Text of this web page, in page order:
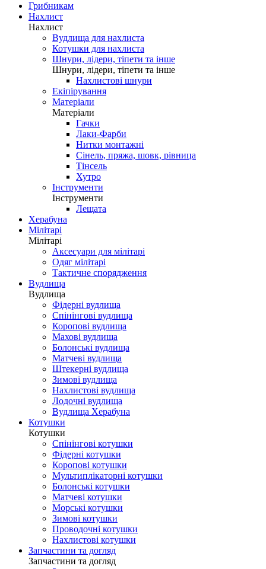
Грибникам
Нахлист
Нахлист
Вудлища для нахлиста
Котушки для нахлиста
Шнури, лідери, тіпети та інше
Шнури, лідери, тіпети та інше
Нахлистові шнури
Екіпірування
Матеріали
Матеріали
Гачки
Лаки-Фарби
Нитки монтажні
Сінель, пряжа, шовк, рівница
Тінсель
Хутро
Інструменти
Інструменти
Лещата
Херабуна
Мілітарі
Мілітарі
Аксесуари для мілітарі
Одяг мілітарі
Тактичне спорядження
Вудлища
Вудлища
Фідерні вудлища
Спінінгові вудлища
Коропові вудлища
Махові вудлища
Болонські вудлища
Матчеві вудлища
Штекерні вудлища
Зимові вудлища
Нахлистові вудлища
Лодочні вудлища
Вудлища Херабуна
Котушки
Котушки
Спінінгові котушки
Фідерні котушки
Коропові котушки
Мультиплікаторні котушки
Болонські котушки
Матчеві котушки
Морські котушки
Зимові котушки
Проводочні котушки
Нахлистові котушки
Запчастини та догляд
Запчастини та догляд